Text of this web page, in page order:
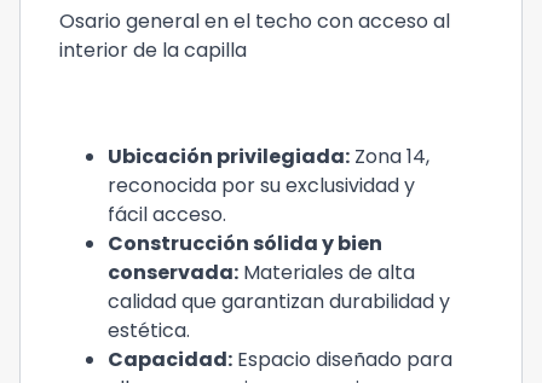
Osario general en el techo con acceso al
interior de la capilla
Ubicación privilegiada: Zona 14,
reconocida por su exclusividad y
fácil acceso.
Construcción sólida y bien
conservada: Materiales de alta
calidad que garantizan durabilidad y
estética.
Capacidad: Espacio diseñado para